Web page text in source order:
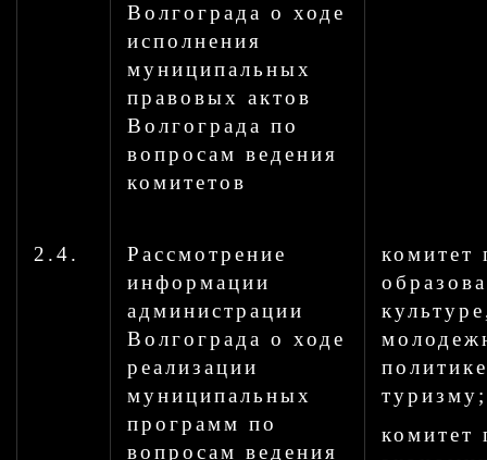
Волгограда о ходе
исполнения
муниципальных
правовых актов
Волгограда по
вопросам ведения
комитетов
2.4.
Рассмотрение
информации
администрации
Волгограда о ходе
реализации
муниципальных
программ по
вопросам ведения
комитет
туризму;
комитет